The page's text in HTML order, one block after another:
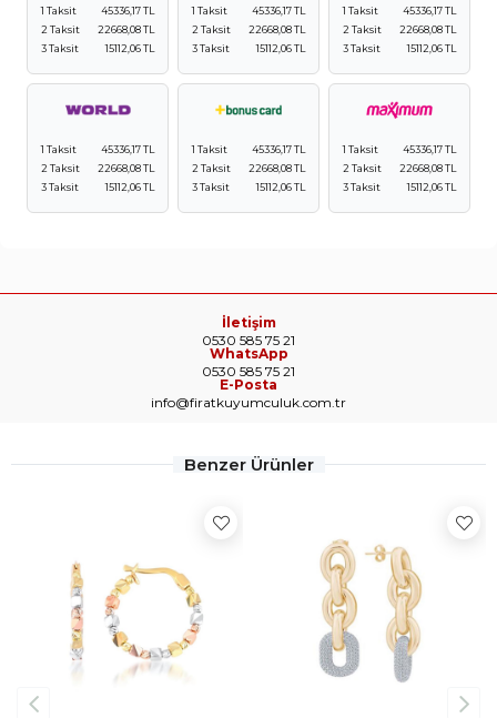
1 Taksit
45336,17 TL
2 Taksit
22668,08 TL
3 Taksit
15112,06 TL
1 Taksit
45336,17 TL
2 Taksit
22668,08 TL
3 Taksit
15112,06 TL
1 Taksit
45336,17 TL
2 Taksit
22668,08 TL
3 Taksit
15112,06 TL
1 Taksit
45336,17 TL
2 Taksit
22668,08 TL
3 Taksit
15112,06 TL
1 Taksit
45336,17 TL
2 Taksit
22668,08 TL
3 Taksit
15112,06 TL
1 Taksit
45336,17 TL
2 Taksit
22668,08 TL
3 Taksit
15112,06 TL
İletişim
0530 585 75 21
WhatsApp
0530 585 75 21
E-Posta
info@firatkuyumculuk.com.tr
Benzer Ürünler